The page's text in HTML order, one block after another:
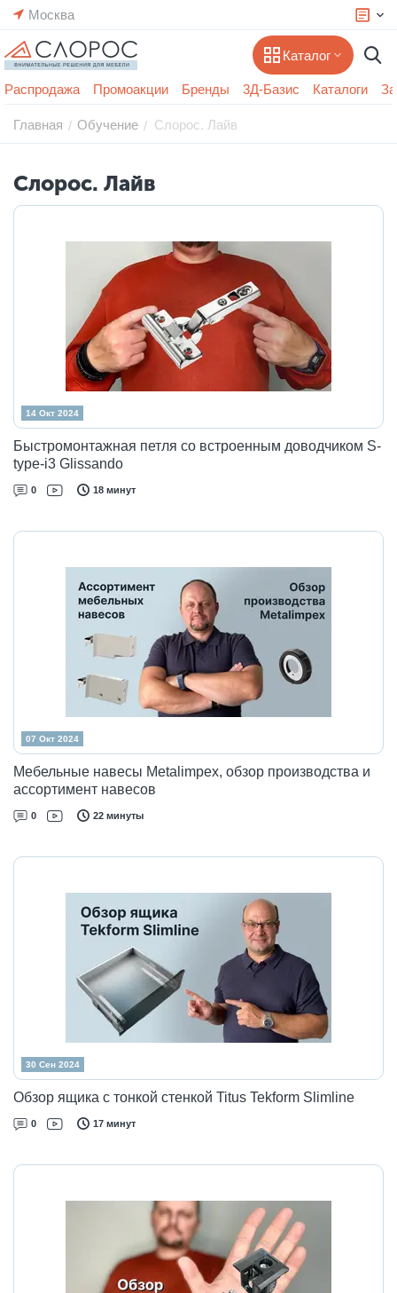
Москва
Каталог
Распродажа Промоакции Бренды 3Д-Базис Каталоги
Главная / Обучение / Слорос. Лайв
Слорос. Лайв
14 Окт 2024
Быстромонтажная петля со встроенным доводчиком S-
type-i3 Glissando
0 18 минут
07 Окт 2024
Мебельные навесы Metalimpex, обзор производства и
ассортимент навесов
0 22 минуты
30 Сен 2024
Обзор ящика с тонкой стенкой Titus Tekform Slimline
0 17 минут